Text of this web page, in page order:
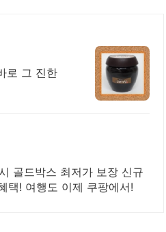
골드박스 최저가 보장 신규
택! 여행도 이제 쿠팡에서!